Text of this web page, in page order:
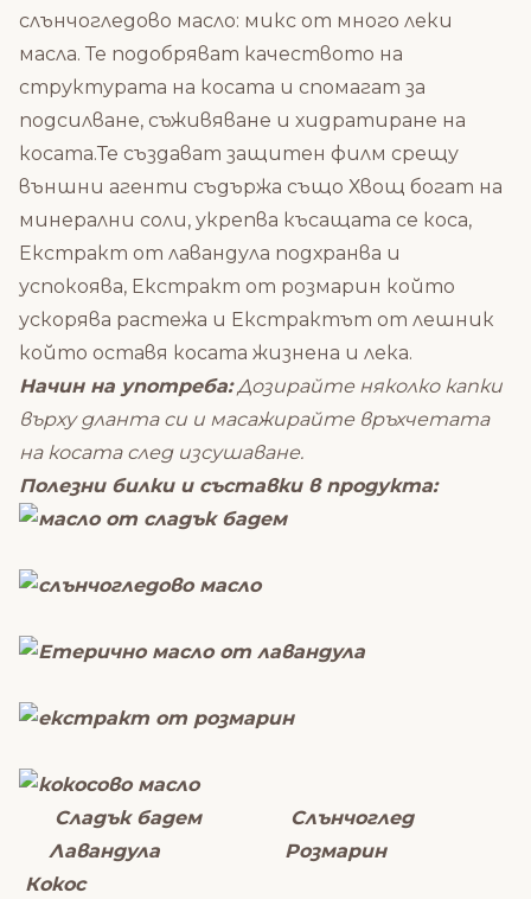
слънчогледово масло: микс от много леки
масла. Те подобряват качеството на
структурата на косата и спомагат за
подсилване, съживяване и хидратиране на
косата.Те създават защитен филм срещу
външни агенти съдържа също Хвощ богат на
минерални соли, укрепва късащата се коса,
Екстракт от лавандула подхранва и
успокоява, Екстракт от розмарин който
ускорява растежа и Екстрактът от лешник
който оставя косата жизнена и лека.
Начин на употреба:Дозирайте няколко капки
върху дланта си и масажирайте връхчетата
на косата след изсушаване.
Полезни билки и съставки в продукта:
Сладък бадем Слънчоглед
Лавандула Розмарин
Кокос